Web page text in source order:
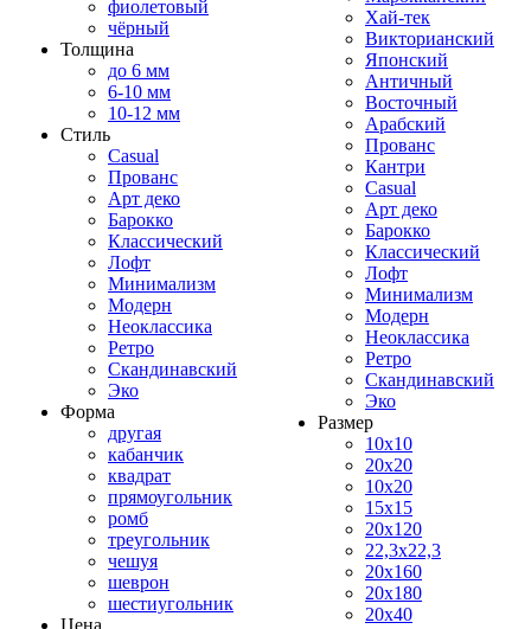
фиолетовый
чёрный
Толщина
до 6 мм
6-10 мм
10-12 мм
Стиль
Casual
Прованс
Арт деко
Барокко
Классический
Лофт
Минимализм
Модерн
Неоклассика
Ретро
Скандинавский
Эко
Форма
другая
кабанчик
квадрат
прямоугольник
ромб
треугольник
чешуя
шеврон
шестиугольник
Цена
Хай-тек
Викторианский
Японский
Античный
Восточный
Арабский
Прованс
Кантри
Casual
Арт деко
Барокко
Классический
Лофт
Минимализм
Модерн
Неоклассика
Ретро
Скандинавский
Эко
Размер
10x10
20x20
10x20
15x15
20x120
22,3x22,3
20x160
20x180
20x40